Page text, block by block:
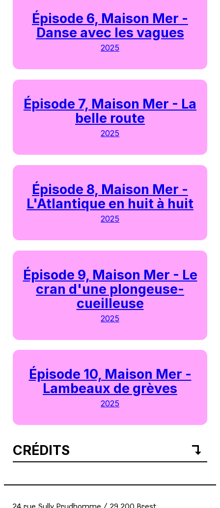
Épisode 6, Maison Mer -
Danse avec les vagues
2025
Épisode 7, Maison Mer - La
belle route
2025
Épisode 8, Maison Mer -
L'Atlantique en huit à huit
2025
Épisode 9, Maison Mer - Le
cran d'une plongeuse-
cueilleuse
2025
Épisode 10, Maison Mer -
Lambeaux de grèves
2025
CRÉDITS